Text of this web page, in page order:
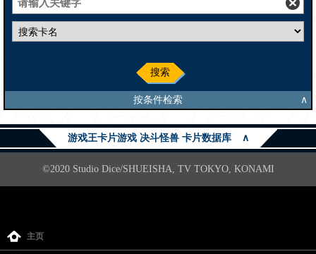
搜索
按条件检索 ∧
游戏王卡片游戏 决斗怪兽 卡片数据库 ∧
©2020 Studio Dice/SHUEISHA, TV TOKYO, KONAMI
主页